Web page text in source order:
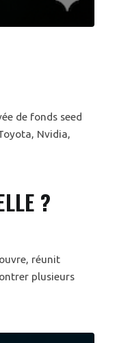
de fonds seed
Nvidia,
?
réunit
plusieurs